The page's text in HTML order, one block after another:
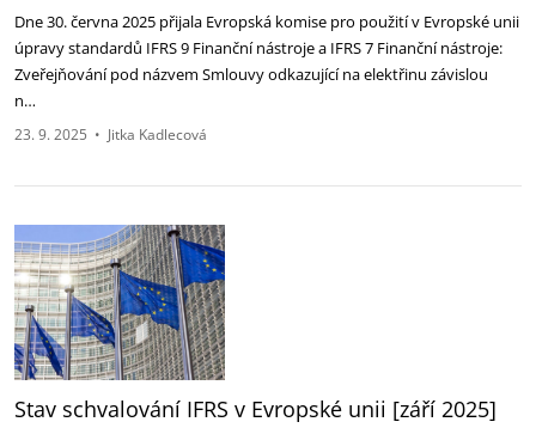
Dne 30. června 2025 přijala Evropská komise pro použití v Evropské unii
úpravy standardů IFRS 9 ‎Finanční nástroje a IFRS 7 Finanční nástroje:
Zveřejňování pod názvem Smlouvy odkazující na ‎elektřinu závislou
n…
23. 9. 2025 • Jitka Kadlecová
Stav schvalování IFRS v Evropské unii [září 2025]